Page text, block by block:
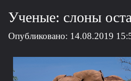
Ученые: слоны
Опубликовано: 14.08.2019